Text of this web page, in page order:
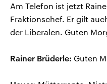
Am Telefon ist jetzt
Fraktionschef. Er gilt
der Liberalen. Guten
Rainer Brüderle: Guten